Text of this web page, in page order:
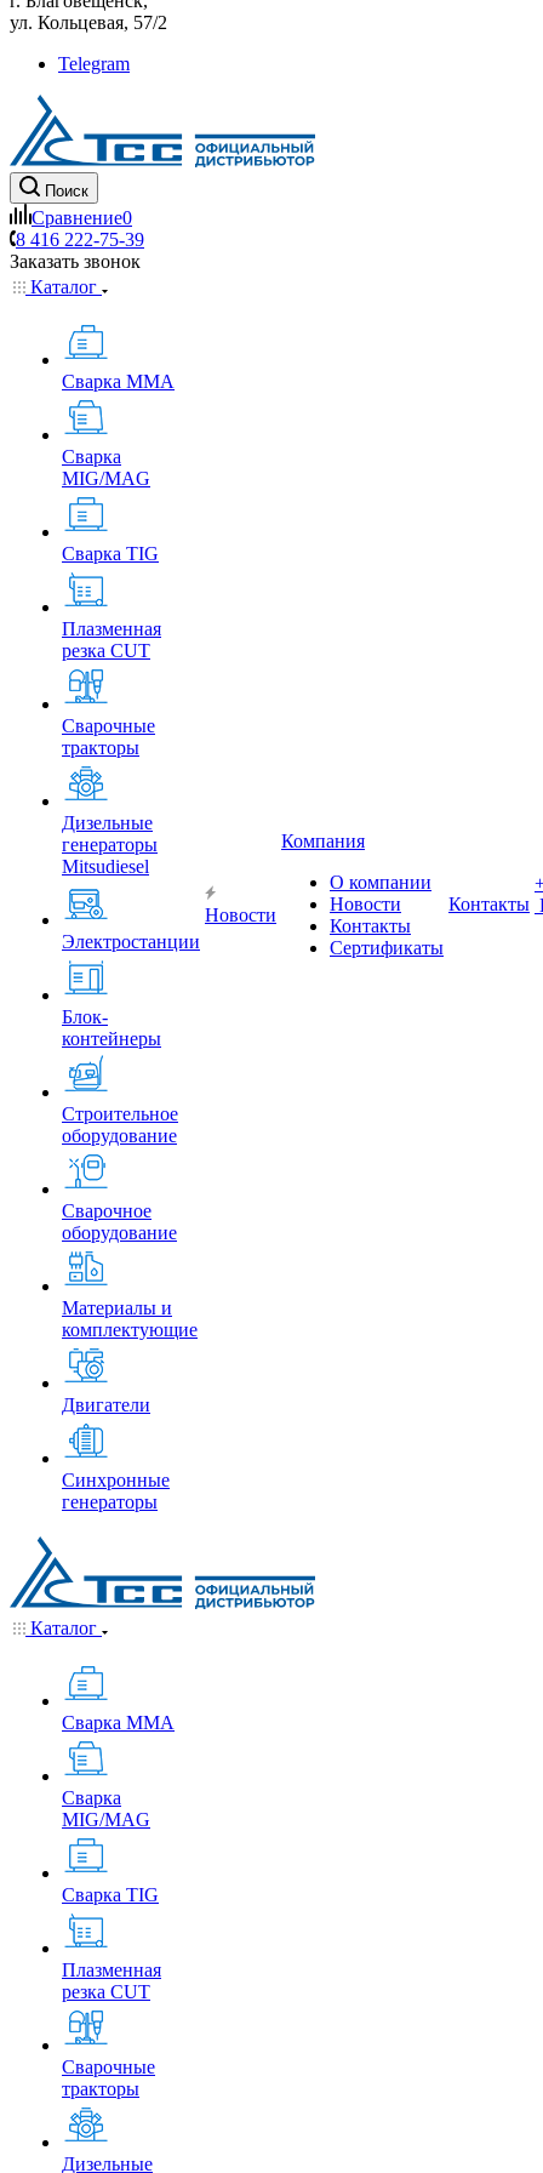
ул. Кольцевая, 57/2
Telegram
Поиск
Сравнение0
8 416 222-75-39
Заказать звонок
Каталог
Сварка MMA
Сварка
MIG/MAG
Сварка TIG
Плазменная
резка CUT
Сварочные
тракторы
Дизельные
генераторы
Mitsudiesel
Электростанции
Блок-
контейнеры
Строительное
оборудование
Сварочное
оборудование
Материалы и
комплектующие
Двигатели
Синхронные
генераторы
Новости
Компания
О компании
Новости
Контакты
Сертификаты
Контакты
Каталог
Сварка MMA
Сварка
MIG/MAG
Сварка TIG
Плазменная
резка CUT
Сварочные
тракторы
Дизельные